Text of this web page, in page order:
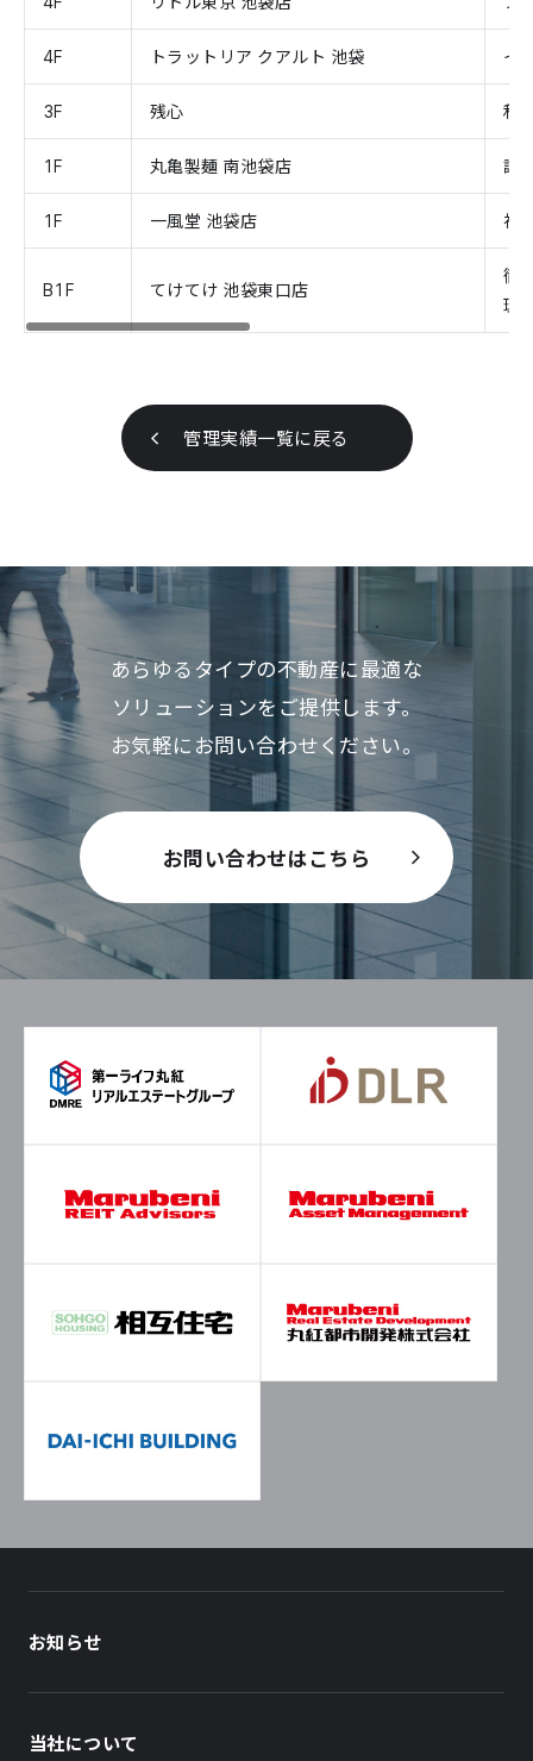
4F トラットリア クアルト 池袋 イ
3F 残心 和
1F 丸亀製麺 南池袋店 讃
1F 一風堂 池袋店 福
B1F てけてけ 池袋東口店
徹
理
管理実績一覧に戻る
あらゆるタイプの不動産に最適な
ソリューションをご提供します。
お気軽にお問い合わせください。
お問い合わせはこちら
お知らせ
当社について